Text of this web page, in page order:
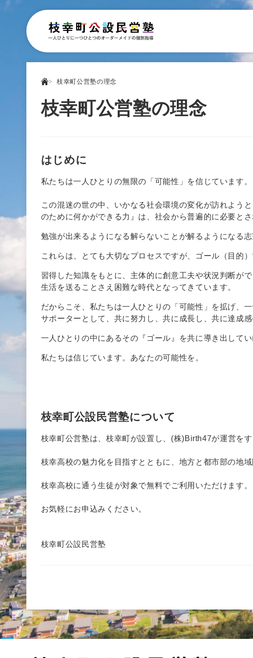
枝幸町公営塾の理念
枝幸町公営塾の理念
はじめに
私たちは一人ひとりの無限の「可能性」を信じています。
この混迷の世の中、いかなる社会環境の変化が訪れ
のために何かができる力』は、社会から普遍的に必要とさ
勉強が出来るようになる解らないことが解るようになる
これらは、とても大切なプロセスですが、ゴール（目的）
習得した知識をもとに、主体的に創意工夫や状況判断が
生活を送ることさえ困難な時代となってきています。
だからこそ、私たちは一人ひとりの「可能性」を拡げ、
サポーターとして、共に努力し、共に成長し、共に達成
一人ひとりの中にあるその『ゴール』を共に導き出してい
私たちは信じています。あなたの可能性を。
枝幸町公設民営塾について
枝幸町公営塾は、枝幸町が設置し、(株)Birth47が運営をす
枝幸高校の魅力化を目指すとともに、地方と都市部の地
枝幸高校に通う生徒が対象で無料でご利用いただけます。
お気軽にお申込みください。
枝幸町公設民営塾